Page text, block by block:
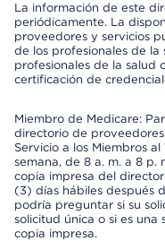
La información de este
periódicamente. La
proveedores y servicios
de los profesionales de la
profesionales de la salud
certificación de
Miembro de Medicare:
directorio de
Servicio a los Miembros al
semana, de 8 a. m. a 8 p.
copia impresa del
(3) días hábiles después
podría preguntar si su
solicitud única o si es
copia impresa.